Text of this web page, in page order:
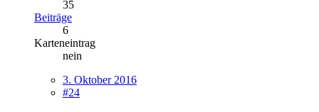
35
Beiträge
6
Karteneintrag
nein
3. Oktober 2016
#24